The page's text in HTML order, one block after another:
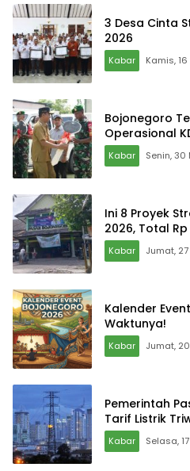
3 Desa Cinta
2026
Kabar Kamis,
Bojonegoro
Operasional
Kabar Senin,
Ini 8 Proyek
2026, Total Rp
Kabar Jumat,
Kalender
Waktunya!
Kabar Jumat,
Pemerintah
Tarif Listrik
Kabar Selasa,